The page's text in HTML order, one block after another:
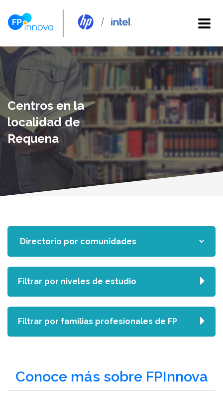
Centros en la
localidad de
Requena
Conoce más sobre FPInnova
Filtrar por niveles de estudio
Filtrar por familias profesionales de FP